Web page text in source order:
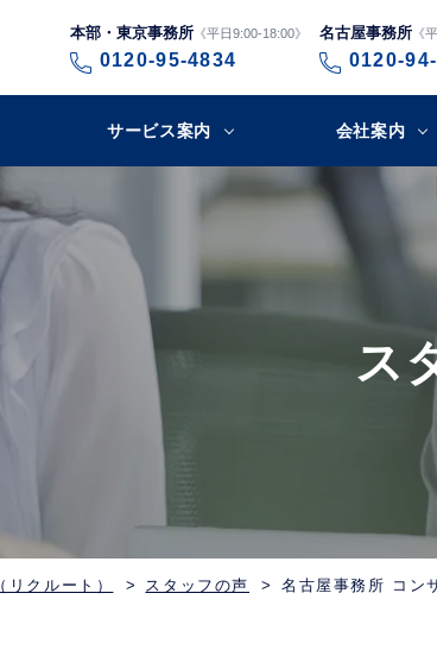
本部・東京事務所《平日9:00-18:00》
0120-95-4834
名古屋事務所《
0120-
サービス案内 会社案内
ス
リクルート） スタッフの声 名古屋事務所 コン